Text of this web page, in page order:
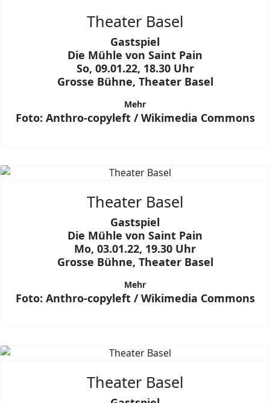
Theater Basel
Gastspiel
Die Mühle von Saint Pain
So, 09.01.22, 18.30 Uhr
Grosse Bühne, Theater Basel
Mehr
Foto: Anthro-copyleft / Wikimedia Commons
Theater Basel
Gastspiel
Die Mühle von Saint Pain
Mo, 03.01.22, 19.30 Uhr
Grosse Bühne, Theater Basel
Mehr
Foto: Anthro-copyleft / Wikimedia Commons
Theater Basel